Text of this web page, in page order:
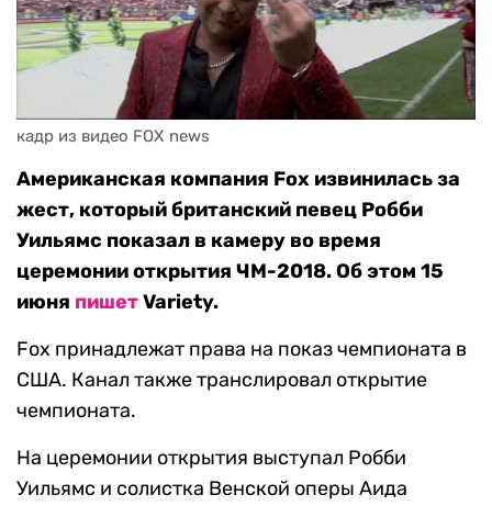
кадр из видео FOX news
Американская компания Fox извинилась за
жест, который британский певец Робби
Уильямс показал в камеру во время
церемонии открытия ЧМ-2018. Об этом 15
июня пишетVariety.
Fox принадлежат права на показ чемпионата в
США. Канал также транслировал открытие
чемпионата.
На церемонии открытия выступал Робби
Уильямс и солистка Венской оперы Аида